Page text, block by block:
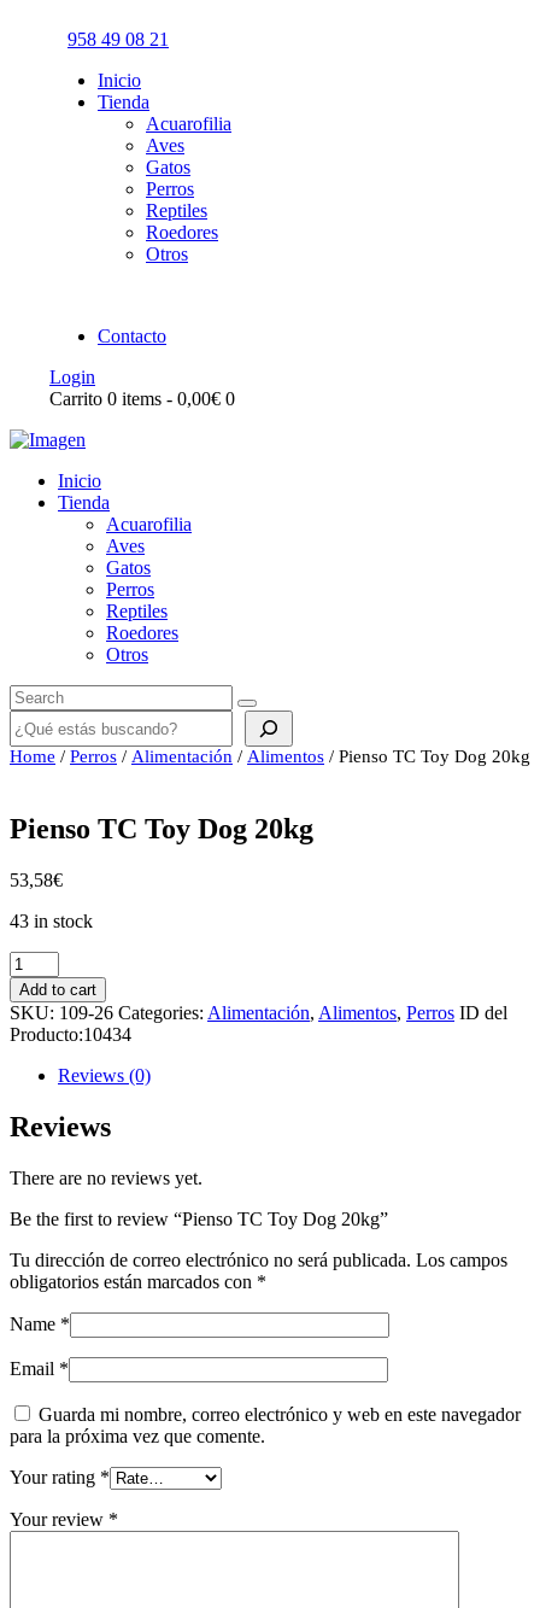
958 49 08 21
Inicio
Tienda
Acuarofilia
Aves
Gatos
Perros
Reptiles
Roedores
Otros
Contacto
Login
Carrito 0 items - 0,00€ 0
Inicio
Tienda
Acuarofilia
Aves
Gatos
Perros
Reptiles
Roedores
Otros
Buscar
Home / Perros / Alimentación / Alimentos / Pienso TC Toy Dog 20kg
Pienso TC Toy Dog 20kg
53,58€
43 in stock
Pienso
TC
Toy
Dog
20kg
quantity
Add to cart
SKU: 109-26 Categories: Alimentación, Alimentos, Perros ID del
Producto:10434
Reviews (0)
Reviews
There are no reviews yet.
Be the first to review “Pienso TC Toy Dog 20kg”
Tu dirección de correo electrónico no será publicada. Los campos
obligatorios están marcados con *
Name *
Email *
Guarda mi nombre, correo electrónico y web en este navegador
para la próxima vez que comente.
Your rating *
Your review *